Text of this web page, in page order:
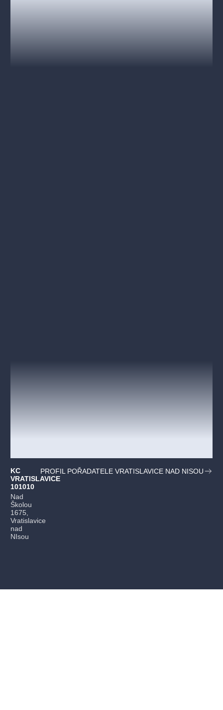
KC
VRATISLAVICE
101010
Nad
Školou
1675,
Vratislavice
nad
NIsou
PROFIL POŘADATELE VRATISLAVICE NAD NISOU